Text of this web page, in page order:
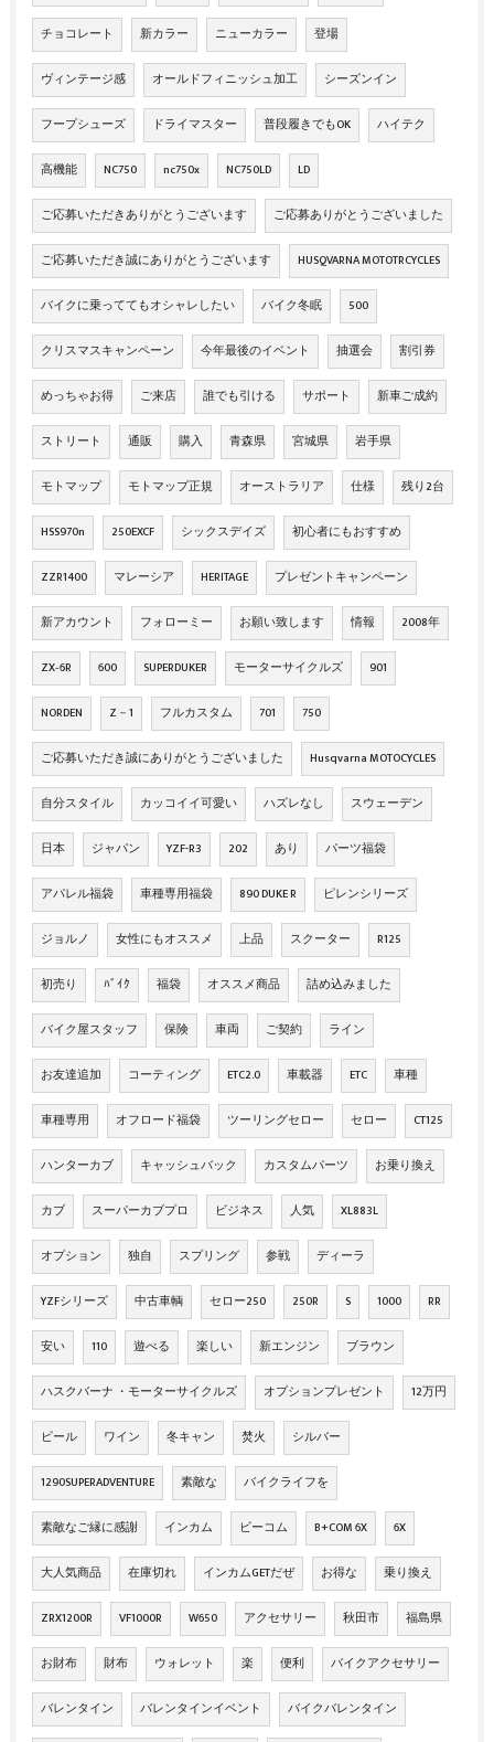
チョコレート 新カラー ニューカラー 登場
ヴィンテージ感 オールドフィニッシュ加工 シーズンイン
フープシューズ ドライマスター 普段履きでもOK ハイテク
高機能 NC750 nc750x NC750LD LD
ご応募いただきありがとうございます ご応募ありがとうございました
ご応募いただき誠にありがとうございます HUSQVARNA MOTOTRCYCLES
バイクに乗っててもオシャレしたい バイク冬眠 500
クリスマスキャンペーン 今年最後のイベント 抽選会 割引券
めっちゃお得 ご来店 誰でも引ける サポート 新車ご成約
ストリート 通販 購入 青森県 宮城県 岩手県
モトマップ モトマップ正規 オーストラリア 仕様 残り2台
HSS970n 250EXCF シックスデイズ 初心者にもおすすめ
ZZR1400 マレーシア HERITAGE プレゼントキャンペーン
新アカウント フォローミー お願い致します 情報 2008年
ZX‐6R 600 SUPERDUKER モーターサイクルズ 901
NORDEN Z－1 フルカスタム 701 750
ご応募いただき誠にありがとうございました Husqvarna MOTOCYCLES
自分スタイル カッコイイ可愛い ハズレなし スウェーデン
日本 ジャパン YZF-R3 202 あり パーツ福袋
アパレル福袋 車種専用福袋 890 DUKE R ピレンシリーズ
ジョルノ 女性にもオススメ 上品 スクーター R125
初売り ﾊﾞｲｸ 福袋 オススメ商品 詰め込みました
バイク屋スタッフ 保険 車両 ご契約 ライン
お友達追加 コーティング ETC2.0 車載器 ETC 車種
車種専用 オフロード福袋 ツーリングセロー セロー CT125
ハンターカブ キャッシュバック カスタムパーツ お乗り換え
カブ スーパーカブプロ ビジネス 人気 XL883L
オプション 独自 スプリング 参戦 ディーラ
YZFシリーズ 中古車輌 セロー250 250R S 1000 RR
安い 110 遊べる 楽しい 新エンジン ブラウン
ハスクバーナ ・モーターサイクルズ オプションプレゼント 12万円
ビール ワイン 冬キャン 焚火 シルバー
1290SUPERADVENTURE 素敵な バイクライフを
素敵なご縁に感謝 インカム ビーコム B+COM 6X 6X
大人気商品 在庫切れ インカムGETだぜ お得な 乗り換え
ZRX1200R VF1000R W650 アクセサリー 秋田市 福島県
お財布 財布 ウォレット 楽 便利 バイクアクセサリー
バレンタイン バレンタインイベント バイクバレンタイン